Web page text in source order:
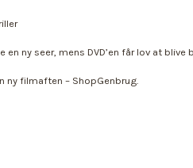
en ny seer, mens DVD’en får lov at
ny filmaften – ShopGenbrug.